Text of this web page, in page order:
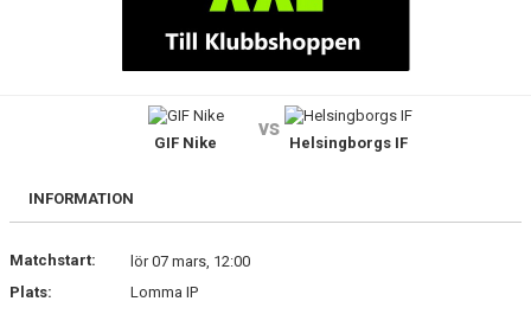
BILDGALLERI
KONTAKT
GIF Nike
vs
Helsingborgs IF
INFORMATION
Matchstart:
lör 07 mars, 12:00
Plats:
Lomma IP